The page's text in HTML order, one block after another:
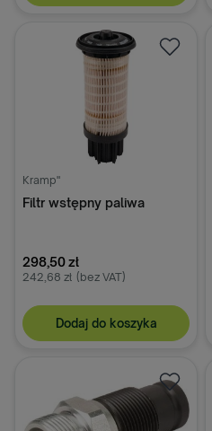
Kramp"
Filtr wstępny paliwa
298,50 zł
242,68 zł (bez VAT)
Dodaj do koszyka